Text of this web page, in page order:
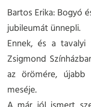
Bartos Erika: Bogyó
jubileumát ünnepli.
Ennek, és a
Zsigmond
az örömére,
meséje.